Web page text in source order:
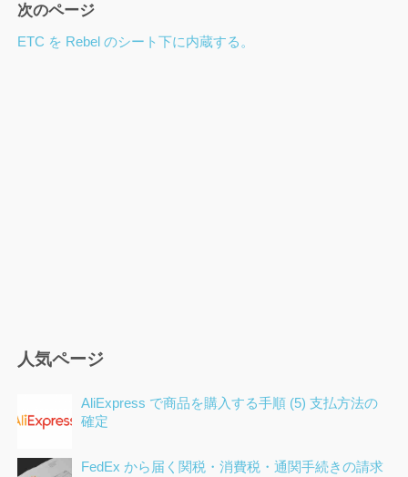
ナ
ビ
次のページ
ETC を Rebel のシート下に内蔵する。
人気ページ
AliExpress で商品を購入する手順 (5) 支払方法の
確定
FedEx から届く関税・消費税・通関手続きの請求